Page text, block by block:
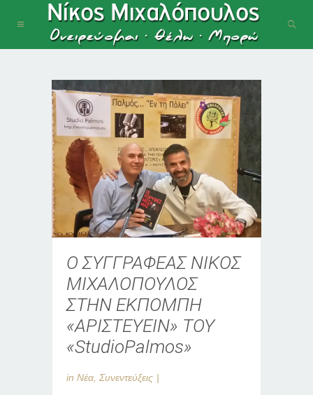
Ο ΣΥΓΓΡΑΦΕΑΣ ΝΙΚΟΣ
ΜΙΧΑΛΟΠΟΥΛΟΣ
ΣΤΗΝ ΕΚΠΟΜΠΗ
«ΑΡΙΣΤΕΥΕΙΝ» ΤΟΥ
«StudioPalmos»
in Νέα Συνεντεύξεις